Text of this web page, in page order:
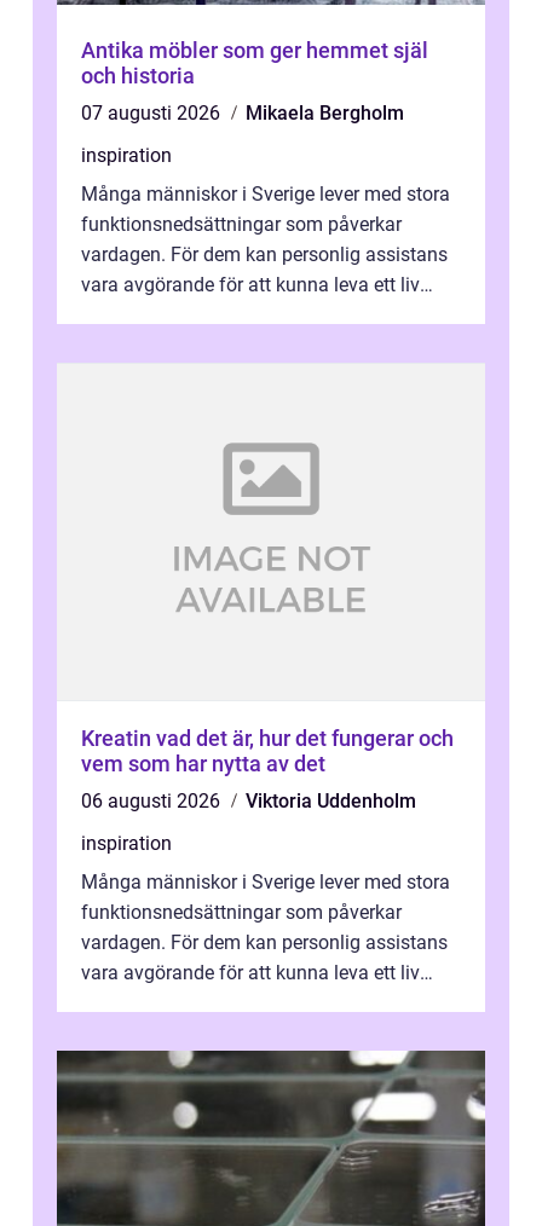
Antika möbler som ger hemmet själ
och historia
07 augusti 2026
Mikaela Bergholm
inspiration
Många människor i Sverige lever med stora
funktionsnedsättningar som påverkar
vardagen. För dem kan personlig assistans
vara avgörande för att kunna leva ett liv
Kreatin vad det är, hur det fungerar och
vem som har nytta av det
06 augusti 2026
Viktoria Uddenholm
inspiration
Många människor i Sverige lever med stora
funktionsnedsättningar som påverkar
vardagen. För dem kan personlig assistans
vara avgörande för att kunna leva ett liv